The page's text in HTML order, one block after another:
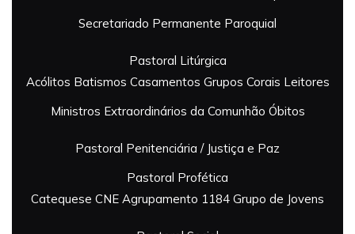
Secretariado Permanente Paroquial
Pastoral Litúrgica
Acólitos Batismos Casamentos Grupos Corais Leitores
Ministros Extraordinários da Comunhão Óbitos
Pastoral Penitenciária / Justiça e Paz
Pastoral Profética
Catequese CNE Agrupamento 1184 Grupo de Jovens